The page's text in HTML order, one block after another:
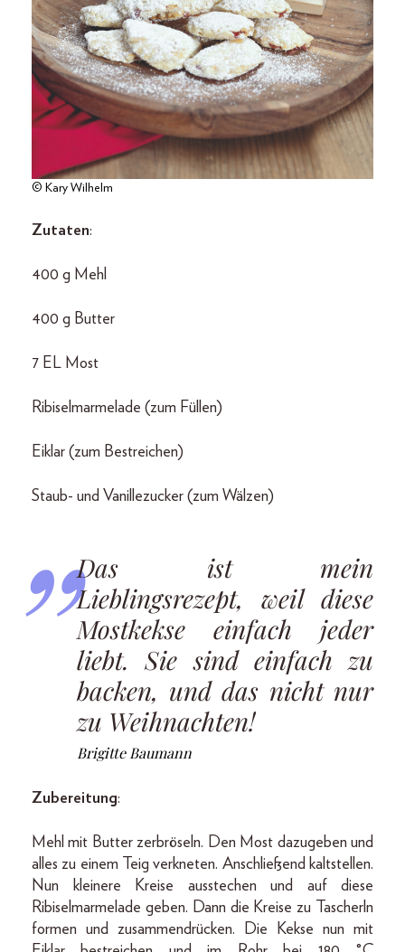
© Kary Wilhelm
Zutaten:
400 g Mehl
400 g Butter
7 EL Most
Ribiselmarmelade (zum Füllen)
Eiklar (zum Bestreichen)
Staub- und Vanillezucker (zum Wälzen)
Das ist mein
Lieblingsrezept, weil diese
Mostkekse einfach jeder
liebt. Sie sind einfach zu
backen, und das nicht nur
zu Weihnachten!
Brigitte Baumann
Zubereitung:
Mehl mit Butter zerbröseln. Den Most dazugeben und
alles zu einem Teig verkneten. Anschließend kaltstellen.
Nun kleinere Kreise ausstechen und auf diese
Ribiselmar­melade geben. Dann die Kreise zu Tascherln
formen und zusammendrücken. Die Kekse nun mit